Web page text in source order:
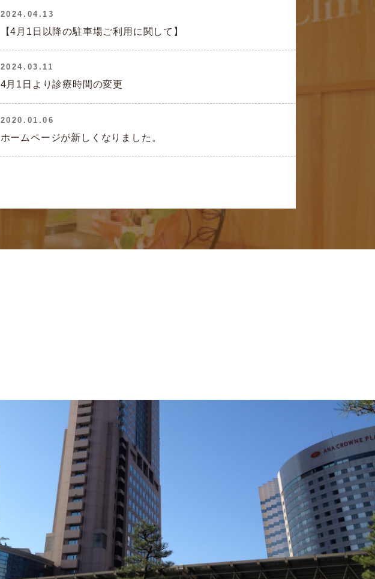
2024.04.13
【4月1日以降の駐車場ご利用に関して】
2024.03.11
4月1日より診療時間の変更
2020.01.06
ホームページが新しくなりました。